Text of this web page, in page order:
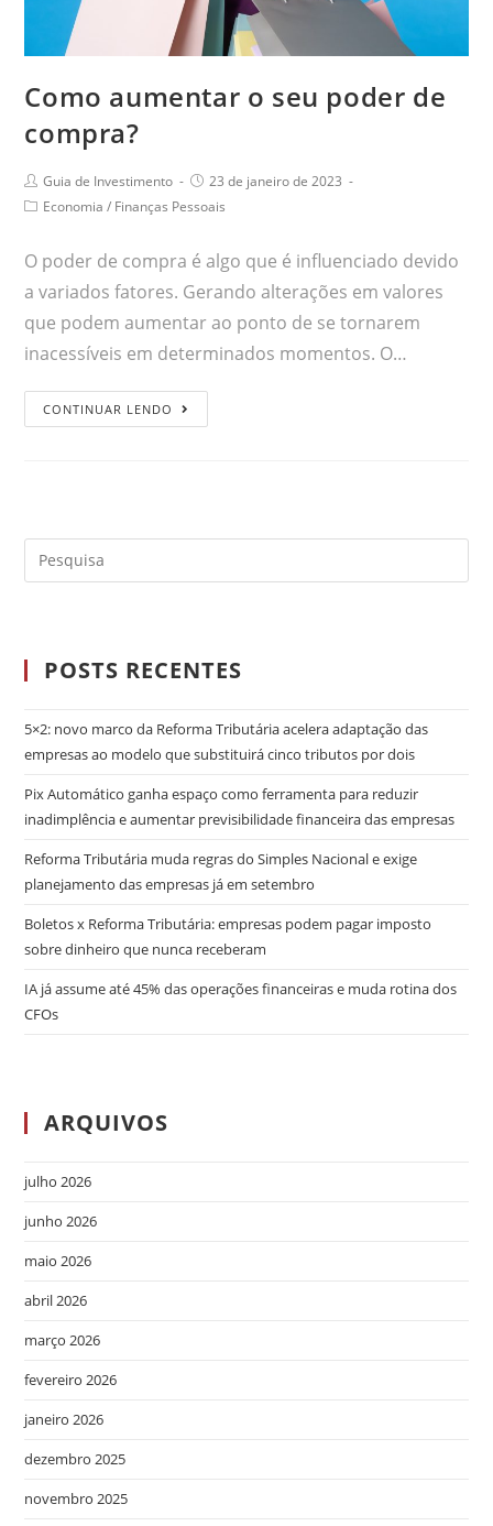
Como aumentar o seu poder de
compra?
Guia de Investimento
23 de janeiro de 2023
Economia / Finanças Pessoais
O poder de compra é algo que é influenciado devido
a variados fatores. Gerando alterações em valores
que podem aumentar ao ponto de se tornarem
inacessíveis em determinados momentos. O…
CONTINUAR LENDO
POSTS RECENTES
5×2: novo marco da Reforma Tributária acelera adaptação das
empresas ao modelo que substituirá cinco tributos por dois
Pix Automático ganha espaço como ferramenta para reduzir
inadimplência e aumentar previsibilidade financeira das empresas
Reforma Tributária muda regras do Simples Nacional e exige
planejamento das empresas já em setembro
Boletos x Reforma Tributária: empresas podem pagar imposto
sobre dinheiro que nunca receberam
IA já assume até 45% das operações financeiras e muda rotina dos
CFOs
ARQUIVOS
julho 2026
junho 2026
maio 2026
abril 2026
março 2026
fevereiro 2026
janeiro 2026
dezembro 2025
novembro 2025